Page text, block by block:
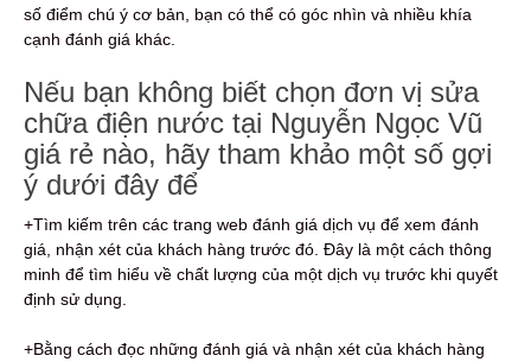
số điểm chú ý cơ bản, bạn có thể có góc nhìn và nhiều khía
cạnh đánh giá khác.
Nếu bạn không biết chọn đơn vị sửa
chữa điện nước tại Nguyễn Ngọc Vũ
giá rẻ nào, hãy tham khảo một số gợi
ý dưới đây để
+Tìm kiếm trên các trang web đánh giá dịch vụ để xem đánh
giá, nhận xét của khách hàng trước đó. Đây là một cách thông
minh để tìm hiểu về chất lượng của một dịch vụ trước khi quyết
định sử dụng.
+Bằng cách đọc những đánh giá và nhận xét của khách hàng